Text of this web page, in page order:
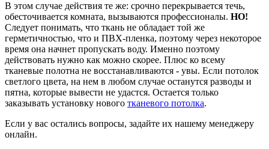
В этом случае действия те же: срочно перекрывается течь,
обесточивается комната, вызываются профессионалы. НО!
Следует понимать, что ткань не обладает той же
герметичностью, что и ПВХ-пленка, поэтому через некоторое
время она начнет пропускать воду. Именно поэтому
действовать нужно как можно скорее. Плюс ко всему
тканевые полотна не восстанавливаются - увы. Если потолок
светлого цвета, на нем в любом случае останутся разводы и
пятна, которые вывести не удастся. Остается только
заказывать установку нового тканевого потолка.
Если у вас остались вопросы, задайте их нашему менеджеру
онлайн.